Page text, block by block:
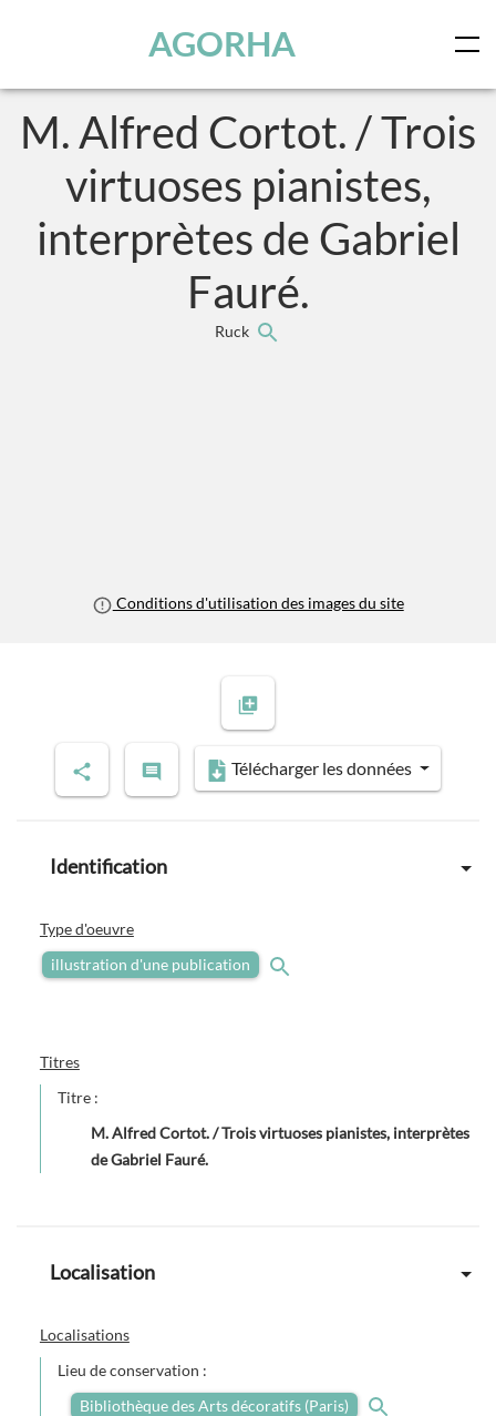
AGORHA
M. Alfred Cortot. / Trois
virtuoses pianistes,
interprètes de Gabriel
Fauré.
Ruck
Conditions d'utilisation des images du site
Télécharger les données
Identification
Type d'oeuvre
illustration d'une publication
Titres
Titre :
M. Alfred Cortot. / Trois virtuoses pianistes, interprètes
de Gabriel Fauré.
Localisation
Localisations
Lieu de conservation :
Bibliothèque des Arts décoratifs (Paris)